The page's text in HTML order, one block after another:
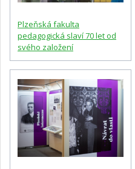
Plzeňská fakulta
pedagogická slaví 70 let od
svého založení